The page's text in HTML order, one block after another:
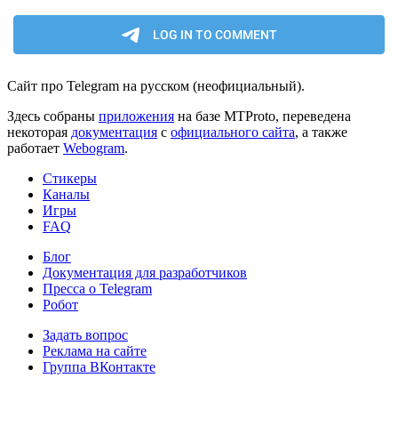
Сайт про Telegram на русском (неофициальный).
Здесь собраны приложения на базе MTProto, переведена
некоторая документация с официального сайта, а также
работает Webogram.
Стикеры
Каналы
Игры
FAQ
Блог
Документация для разработчиков
Пресса о Telegram
Робот
Задать вопрос
Реклама на сайте
Группа ВКонтакте